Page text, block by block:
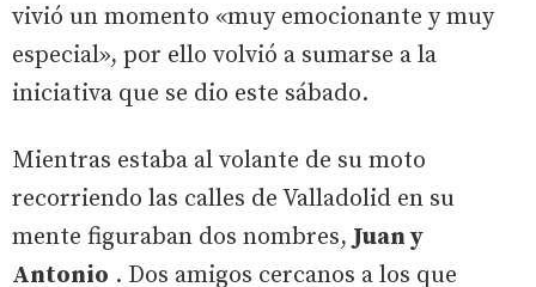
vivió un momento «muy emocionante y muy
especial», por ello volvió a sumarse a la
iniciativa que se dio este sábado.
Mientras estaba al volante de su moto
recorriendo las calles de Valladolid en su
mente figuraban dos nombres, Juan y
Antonio . Dos amigos cercanos a los que